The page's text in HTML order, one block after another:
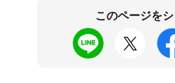
このページを